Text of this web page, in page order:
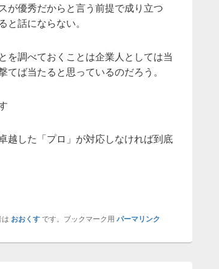
が優秀だからと言う前提で成り立つ
話にならない。
を調べておくことは企業人としては当
ば当たると思っているのだろう。
越した「プロ」が対応しなければ到底
おおくすです。ブックマーク用 パーマリンク